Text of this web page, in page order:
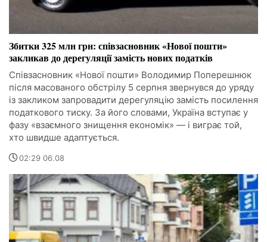
Збитки 325 млн грн: співзасновник «Нової пошти»
закликав до дерегуляції замість нових податків
Співзасновник «Нової пошти» Володимир Поперешнюк
після масованого обстрілу 5 серпня звернувся до уряду
із закликом запровадити дерегуляцію замість посилення
податкового тиску. За його словами, Україна вступає у
фазу «взаємного знищення економік» — і виграє той,
хто швидше адаптується.
02:29 06.08